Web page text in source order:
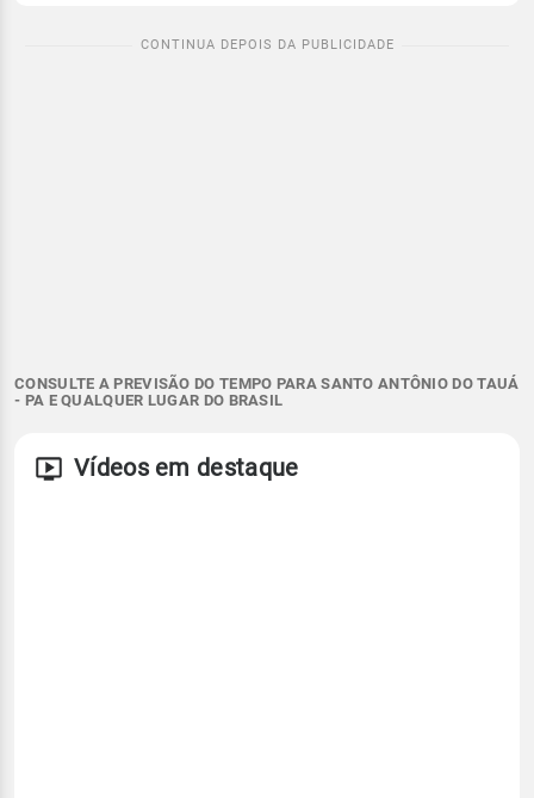
CONSULTE A PREVISÃO DO TEMPO PARA SANTO ANTÔNIO DO TAUÁ
- PA E QUALQUER LUGAR DO BRASIL
Vídeos em destaque